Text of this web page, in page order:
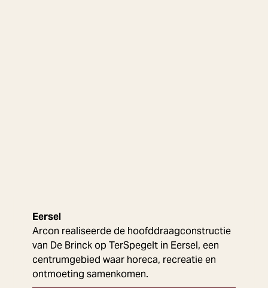
Eersel
Arcon realiseerde de hoofddraagconstructie
van De Brinck op TerSpegelt in Eersel, een
centrumgebied waar horeca, recreatie en
ontmoeting samenkomen.